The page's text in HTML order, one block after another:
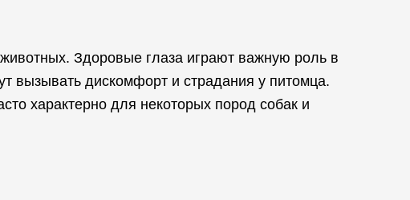
Здоровые глаза играют важную роль в
вызывать дискомфорт и страдания у питомца.
характерно для некоторых пород собак и